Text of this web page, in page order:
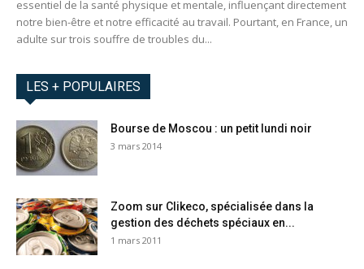
essentiel de la santé physique et mentale, influençant directement
notre bien-être et notre efficacité au travail. Pourtant, en France, un
adulte sur trois souffre de troubles du...
LES + POPULAIRES
Bourse de Moscou : un petit lundi noir
3 mars 2014
Zoom sur Clikeco, spécialisée dans la
gestion des déchets spéciaux en...
1 mars 2011